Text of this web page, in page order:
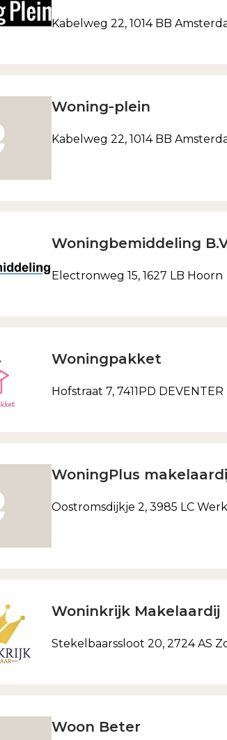
Kabelweg 22, 1014 BB
Woning-plein
Kabelweg 22, 1014 BB
Woningbemiddeling
Electronweg 15, 1627 LB Hoorn
Woningpakket
Hofstraat 7, 7411PD DEVENTER
WoningPlus
Oostromsdijkje 2, 3985 LC
Woninkrijk Makelaardij
Stekelbaarssloot 20, 2724 AS
Woon Beter